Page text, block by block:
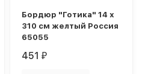
Бордюр "Готика" 14 х
310 см желтый Россия
65055
451₽